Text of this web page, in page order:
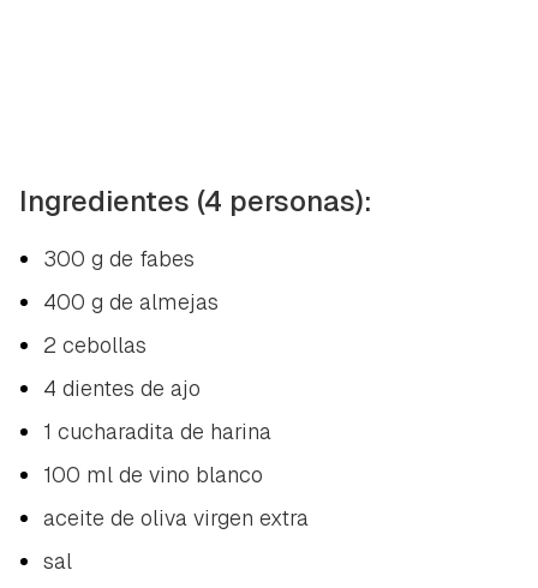
Ingredientes (4 personas):
300 g de fabes
400 g de almejas
2 cebollas
4 dientes de ajo
1 cucharadita de harina
100 ml de vino blanco
aceite de oliva virgen extra
sal